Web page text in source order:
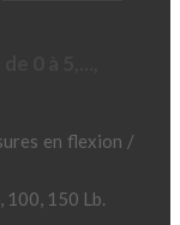
en flexion /
100, 150 Lb.